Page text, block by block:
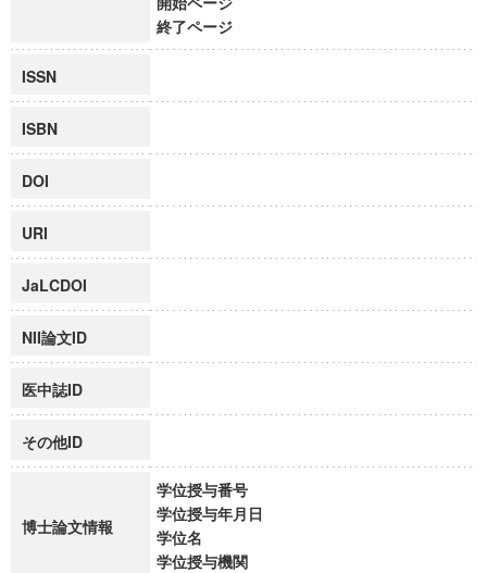
終了ページ
ISSN
ISBN
DOI
URI
JaLCDOI
NII論文ID
医中誌ID
その他ID
博士論文情報
学位授与番号
学位授与年月日
学位名
学位授与機関